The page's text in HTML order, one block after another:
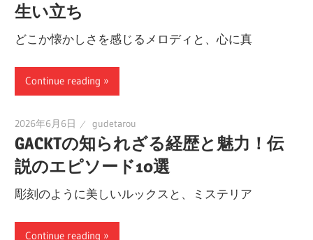
生い立ち
どこか懐かしさを感じるメロディと、心に真
Continue reading
2026年6月6日 gudetarou
GACKTの知られざる経歴と魅力！伝
説のエピソード10選
彫刻のように美しいルックスと、ミステリア
Continue reading